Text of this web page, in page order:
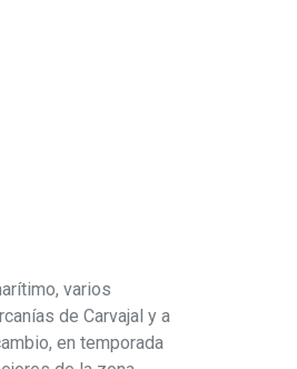
varios
de Carvajal y a
en temporada